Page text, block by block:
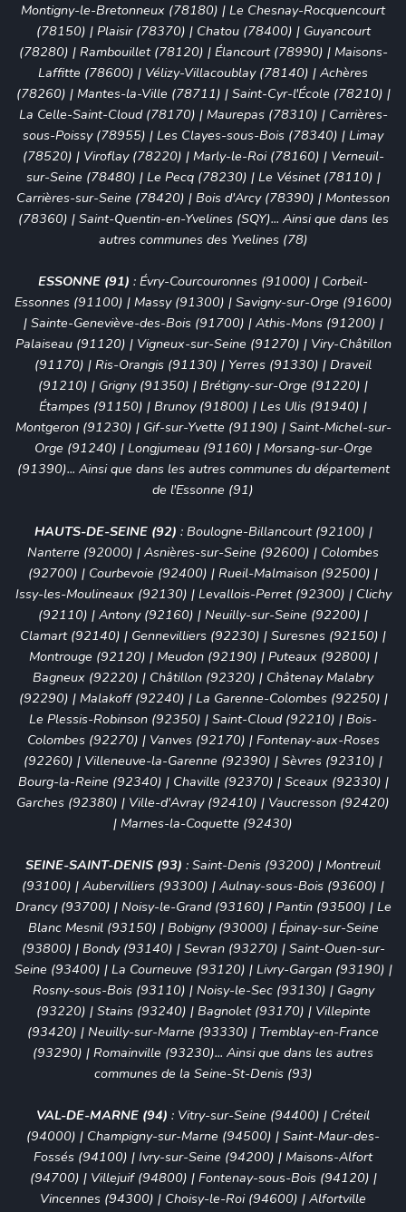
Montigny-le-Bretonneux (78180) | Le Chesnay-Rocquencourt
(78150) | Plaisir (78370) | Chatou (78400) | Guyancourt
(78280) | Rambouillet (78120) | Élancourt (78990) | Maisons-
Laffitte (78600) | Vélizy-Villacoublay (78140) | Achères
(78260) | Mantes-la-Ville (78711) | Saint-Cyr-l'École (78210) |
La Celle-Saint-Cloud (78170) | Maurepas (78310) | Carrières-
sous-Poissy (78955) | Les Clayes-sous-Bois (78340) | Limay
(78520) | Viroflay (78220) | Marly-le-Roi (78160) | Verneuil-
sur-Seine (78480) | Le Pecq (78230) | Le Vésinet (78110) |
Carrières-sur-Seine (78420) | Bois d'Arcy (78390) | Montesson
(78360) | Saint-Quentin-en-Yvelines (SQY)... Ainsi que dans les
autres communes des Yvelines (78)
ESSONNE (91) : Évry-Courcouronnes (91000) | Corbeil-
Essonnes (91100) | Massy (91300) | Savigny-sur-Orge (91600)
| Sainte-Geneviève-des-Bois (91700) | Athis-Mons (91200) |
Palaiseau (91120) | Vigneux-sur-Seine (91270) | Viry-Châtillon
(91170) | Ris-Orangis (91130) | Yerres (91330) | Draveil
(91210) | Grigny (91350) | Brétigny-sur-Orge (91220) |
Étampes (91150) | Brunoy (91800) | Les Ulis (91940) |
Montgeron (91230) | Gif-sur-Yvette (91190) | Saint-Michel-sur-
Orge (91240) | Longjumeau (91160) | Morsang-sur-Orge
(91390)... Ainsi que dans les autres communes du département
de l'Essonne (91)
HAUTS-DE-SEINE (92) : Boulogne-Billancourt (92100) |
Nanterre (92000) | Asnières-sur-Seine (92600) | Colombes
(92700) | Courbevoie (92400) | Rueil-Malmaison (92500) |
Issy-les-Moulineaux (92130) | Levallois-Perret (92300) | Clichy
(92110) | Antony (92160) | Neuilly-sur-Seine (92200) |
Clamart (92140) | Gennevilliers (92230) | Suresnes (92150) |
Montrouge (92120) | Meudon (92190) | Puteaux (92800) |
Bagneux (92220) | Châtillon (92320) | Châtenay Malabry
(92290) | Malakoff (92240) | La Garenne-Colombes (92250) |
Le Plessis-Robinson (92350) | Saint-Cloud (92210) | Bois-
Colombes (92270) | Vanves (92170) | Fontenay-aux-Roses
(92260) | Villeneuve-la-Garenne (92390) | Sèvres (92310) |
Bourg-la-Reine (92340) | Chaville (92370) | Sceaux (92330) |
Garches (92380) | Ville-d'Avray (92410) | Vaucresson (92420)
| Marnes-la-Coquette (92430)
SEINE-SAINT-DENIS (93) : Saint-Denis (93200) | Montreuil
(93100) | Aubervilliers (93300) | Aulnay-sous-Bois (93600) |
Drancy (93700) | Noisy-le-Grand (93160) | Pantin (93500) | Le
Blanc Mesnil (93150) | Bobigny (93000) | Épinay-sur-Seine
(93800) | Bondy (93140) | Sevran (93270) | Saint-Ouen-sur-
Seine (93400) | La Courneuve (93120) | Livry-Gargan (93190) |
Rosny-sous-Bois (93110) | Noisy-le-Sec (93130) | Gagny
(93220) | Stains (93240) | Bagnolet (93170) | Villepinte
(93420) | Neuilly-sur-Marne (93330) | Tremblay-en-France
(93290) | Romainville (93230)... Ainsi que dans les autres
communes de la Seine-St-Denis (93)
VAL-DE-MARNE (94) : Vitry-sur-Seine (94400) | Créteil
(94000) | Champigny-sur-Marne (94500) | Saint-Maur-des-
Fossés (94100) | Ivry-sur-Seine (94200) | Maisons-Alfort
(94700) | Villejuif (94800) | Fontenay-sous-Bois (94120) |
Vincennes (94300) | Choisy-le-Roi (94600) | Alfortville